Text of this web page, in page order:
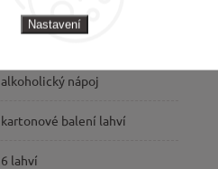
Nastavení
alkoholický nápoj
kartonové balení lahví
6 lahví